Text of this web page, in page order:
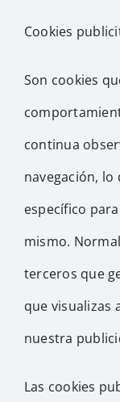
Cookies
Son cookies
continua
navegación,
específico
mismo.
terceros que
que visualizas
nuestra
Las cookies